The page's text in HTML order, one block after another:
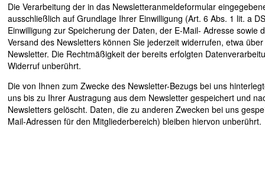
Die Verarbeitung der in das Newsletteranmeldeformular
ausschließlich auf Grundlage Ihrer Einwilligung (Art. 6 Abs. 1 lit. a
Einwilligung zur Speicherung der Daten, der E-Mail- Adresse sowie
Versand des Newsletters können Sie jederzeit widerrufen, etwa
Newsletter. Die Rechtmäßigkeit der bereits erfolgten
Widerruf unberührt.
Die von Ihnen zum Zwecke des Newsletter-Bezugs bei uns
uns bis zu Ihrer Austragung aus dem Newsletter gespeichert und
Newsletters gelöscht. Daten, die zu anderen Zwecken bei uns
Mail-Adressen für den Mitgliederbereich) bleiben hiervon unberührt.